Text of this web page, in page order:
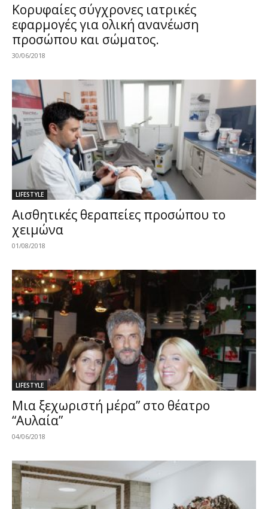
Κορυφαίες σύγχρονες ιατρικές
εφαρμογές για ολική ανανέωση
προσώπου και σώματος.
30/06/2018
LIFESTYLE
Αισθητικές θεραπείες προσώπου το
χειμώνα
01/08/2018
LIFESTYLE
Μια ξεχωριστή μέρα” στο θέατρο
“Αυλαία”
04/06/2018